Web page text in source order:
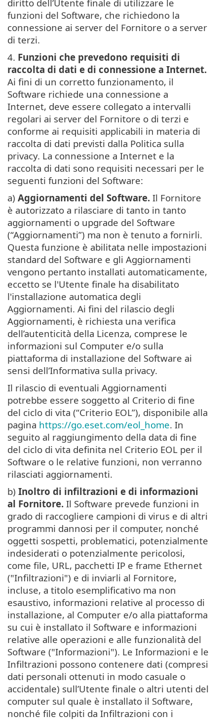
diritto dell’Utente finale di utilizzare le
funzioni del Software, che richiedono la
connessione ai server del Fornitore o a server
di terzi.
4. Funzioni che prevedono requisiti di
raccolta di dati e di connessione a Internet.
Ai fini di un corretto funzionamento, il
Software richiede una connessione a
Internet, deve essere collegato a intervalli
regolari ai server del Fornitore o di terzi e
conforme ai requisiti applicabili in materia di
raccolta di dati previsti dalla Politica sulla
privacy. La connessione a Internet e la
raccolta di dati sono requisiti necessari per le
seguenti funzioni del Software:
a) Aggiornamenti del Software. Il Fornitore
è autorizzato a rilasciare di tanto in tanto
aggiornamenti o upgrade del Software
(“Aggiornamenti”) ma non è tenuto a fornirli.
Questa funzione è abilitata nelle impostazioni
standard del Software e gli Aggiornamenti
vengono pertanto installati automaticamente,
eccetto se l'Utente finale ha disabilitato
l'installazione automatica degli
Aggiornamenti. Ai fini del rilascio degli
Aggiornamenti, è richiesta una verifica
dell’autenticità della Licenza, comprese le
informazioni sul Computer e/o sulla
piattaforma di installazione del Software ai
sensi dell’Informativa sulla privacy.
Il rilascio di eventuali Aggiornamenti
potrebbe essere soggetto al Criterio di fine
del ciclo di vita (“Criterio EOL”), disponibile alla
pagina https://go.eset.com/eol_home. In
seguito al raggiungimento della data di fine
del ciclo di vita definita nel Criterio EOL per il
Software o le relative funzioni, non verranno
rilasciati aggiornamenti.
b) Inoltro di infiltrazioni e di informazioni
al Fornitore. Il Software prevede funzioni in
grado di raccogliere campioni di virus e di altri
programmi dannosi per il computer, nonché
oggetti sospetti, problematici, potenzialmente
indesiderati o potenzialmente pericolosi,
come file, URL, pacchetti IP e frame Ethernet
("Infiltrazioni") e di inviarli al Fornitore,
incluse, a titolo esemplificativo ma non
esaustivo, informazioni relative al processo di
installazione, al Computer e/o alla piattaforma
su cui è installato il Software e informazioni
relative alle operazioni e alle funzionalità del
Software ("Informazioni"). Le Informazioni e le
Infiltrazioni possono contenere dati (compresi
dati personali ottenuti in modo casuale o
accidentale) sull’Utente finale o altri utenti del
computer sul quale è installato il Software,
nonché file colpiti da Infiltrazioni con i